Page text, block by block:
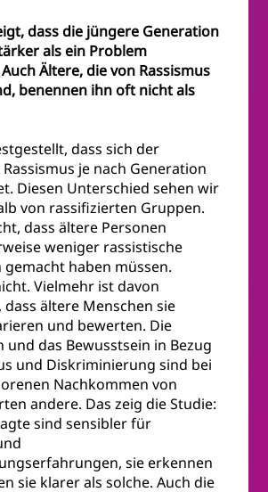
dass die jüngere Generation
als ein Problem
Ältere, die von Rassismus
benennen ihn oft nicht als
dass sich der
je nach Generation
Diesen Unterschied sehen wir
von rassifizierten Gruppen.
dass ältere Personen
weniger rassistische
haben müssen.
Vielmehr ist davon
dass ältere Menschen sie
und bewerten. Die
und das Bewusstsein in Bezug
und Diskriminierung sind bei
Nachkommen von
andere. Das zeig die Studie:
sind sensibler für
sie erkennen
sie klarer als solche. Auch die